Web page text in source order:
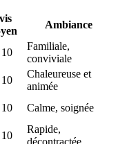
Ambiance
Familiale,
conviviale
Chaleureuse et
animée
Calme, soignée
Rapide,